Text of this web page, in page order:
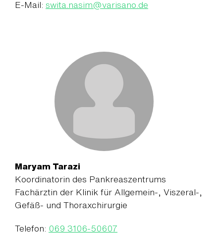
E-Mail: swita.nasim@varisano.de
Maryam Tarazi
Koordinatorin des Pankreaszentrums
Fachärztin der Klinik für Allgemein-, Viszeral-,
Gefäß- und Thoraxchirurgie
Telefon: 069 3106-50607